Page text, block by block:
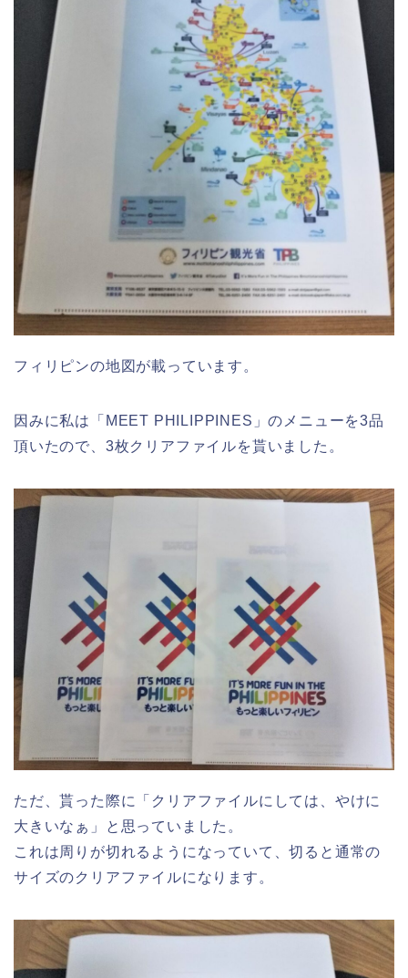
フィリピンの地図が載っています。
因みに私は「MEET PHILIPPINES」のメニューを3品
頂いたので、3枚クリアファイルを貰いました。
ただ、貰った際に「クリアファイルにしては、やけに
大きいなぁ」と思っていました。
これは周りが切れるようになっていて、切ると通常の
サイズのクリアファイルになります。